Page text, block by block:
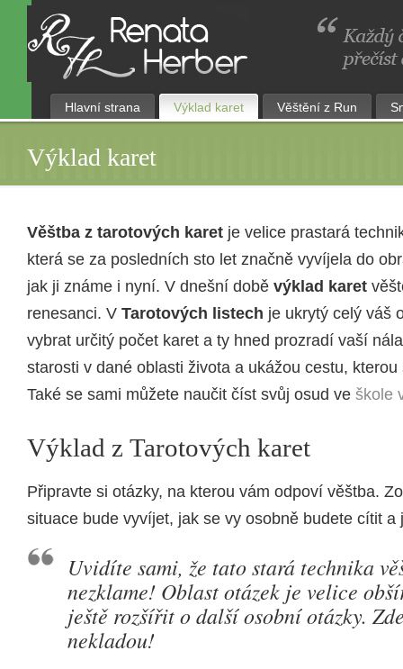
Hlavní strana Výklad karet Věštění z Run
Výklad karet
Věštba z tarotových karet je velice prastará
která se za posledních sto let značně vyvíjela do
jak ji známe i nyní. V dnešní době výklad karet
renesanci. V Tarotových listech je ukrytý celý váš
vybrat určitý počet karet a ty hned prozradí vaší
starosti v dané oblasti života a ukážou cestu,
Také se sami můžete naučit číst svůj osud ve škole
Výklad z Tarotových karet
Připravte si otázky, na kterou vám odpoví věštba.
situace bude vyvíjet, jak se vy osobně budete cítit a
Uvidíte sami, že tato stará technika
nezklame! Oblast otázek je velice
ještě rozšířit o další osobní otázky.
nekladou!